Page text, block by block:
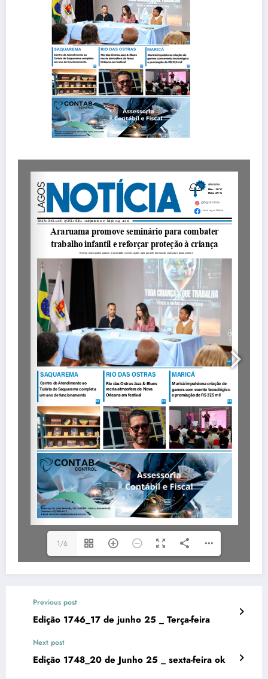
1/6
Previous post
Edição 1746_17 de junho 25 _ Terça-feira
Next post
Edição 1748_20 de Junho 25 _ sexta-feira ok